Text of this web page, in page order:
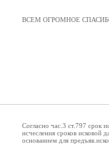
ВСЕМ ОГРОМНОЕ
Согласно час.3 ст.797 срок
исчесления сроков исковой
основанием для